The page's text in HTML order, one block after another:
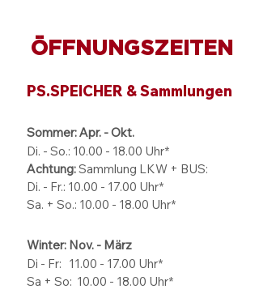
ÖFFNUNGSZEITEN
PS.SPEICHER & Sammlungen
Sommer: Apr. - Okt.
Di. - So.: 10.00 - 18.00 Uhr*
Achtung:Sammlung LKW + BUS:
Di. - Fr.: 10.00 - 17.00 Uhr*
Sa. + So.: 10.00 - 18.00 Uhr*
Winter: Nov. - März
Di - Fr: 11.00 - 17.00 Uhr*
Sa + So: 10.00 - 18.00 Uhr*